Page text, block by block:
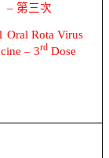
– 第三次
Oral Rota Virus
– 3rd Dose